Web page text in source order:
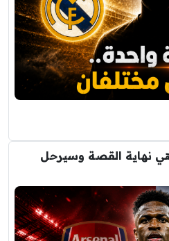
نهاية القصة وسيرحل